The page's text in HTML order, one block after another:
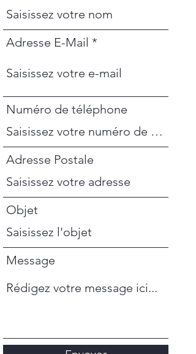
Adresse E-Mail
Numéro de téléphone
Adresse Postale
Objet
Message